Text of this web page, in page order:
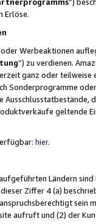
Erlöse.
Werbeaktionen
”) zu verdienen.
ganz oder
Sonderprogramme
geltende
hier.
Ländern
dieser Ziffer 4 (a)
sein
aufruft und (2) der